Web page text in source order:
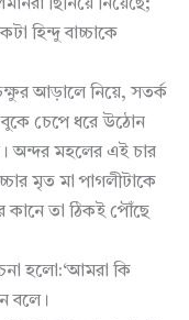
ছিনিয়ে নিয়েছে;
হিন্দু বাচ্চাকে
আড়ালে নিয়ে, সতর্ক
বুকে চেপে ধরে উঠোন
অন্দর মহলের এই চার
মৃত মা পাগলীটাকে
তা ঠিকই পৌঁছে
হলো:‘আমরা কি
বলে।